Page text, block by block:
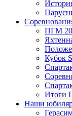
ПГМ
Кубок
Итоги
Наши